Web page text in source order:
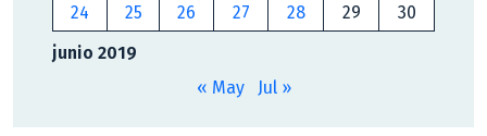
junio 2019
24
25 26 27 28 29 30
« May Jul »